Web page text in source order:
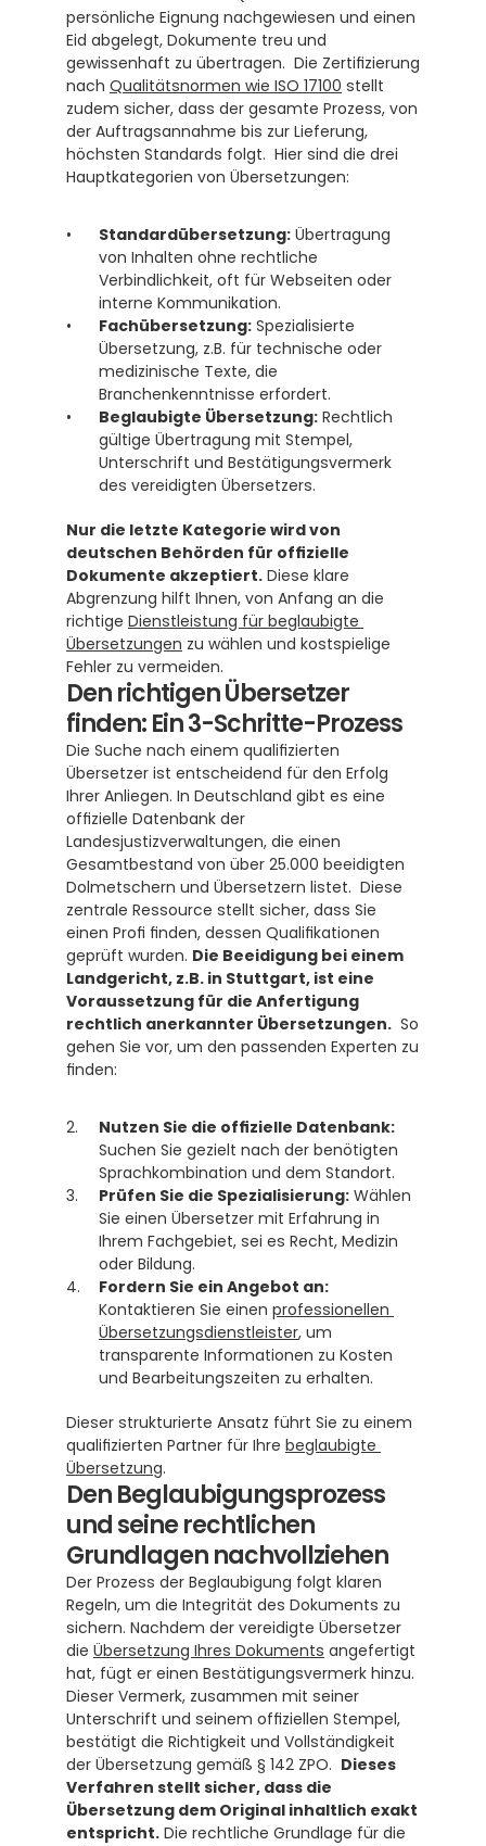
persönliche Eignung nachgewiesen und einen
Eid abgelegt, Dokumente treu und
gewissenhaft zu übertragen.  Die Zertifizierung
nach Qualitätsnormen wie ISO 17100 stellt
zudem sicher, dass der gesamte Prozess, von
der Auftragsannahme bis zur Lieferung,
höchsten Standards folgt.  Hier sind die drei
Hauptkategorien von Übersetzungen:
Standardübersetzung: Übertragung
von Inhalten ohne rechtliche
Verbindlichkeit, oft für Webseiten oder
interne Kommunikation.
Fachübersetzung: Spezialisierte
Übersetzung, z.B. für technische oder
medizinische Texte, die
Branchenkenntnisse erfordert.
Beglaubigte Übersetzung: Rechtlich
gültige Übertragung mit Stempel,
Unterschrift und Bestätigungsvermerk
des vereidigten Übersetzers.
Nur die letzte Kategorie wird von
deutschen Behörden für offizielle
Dokumente akzeptiert. Diese klare
Abgrenzung hilft Ihnen, von Anfang an die
richtige Dienstleistung für beglaubigte
Übersetzungen zu wählen und kostspielige
Fehler zu vermeiden.
Den richtigen Übersetzer
finden: Ein 3-Schritte-Prozess
Die Suche nach einem qualifizierten
Übersetzer ist entscheidend für den Erfolg
Ihrer Anliegen. In Deutschland gibt es eine
offizielle Datenbank der
Landesjustizverwaltungen, die einen
Gesamtbestand von über 25.000 beeidigten
Dolmetschern und Übersetzern listet.  Diese
zentrale Ressource stellt sicher, dass Sie
einen Profi finden, dessen Qualifikationen
geprüft wurden. Die Beeidigung bei einem
Landgericht, z.B. in Stuttgart, ist eine
Voraussetzung für die Anfertigung
rechtlich anerkannter Übersetzungen.
  So
gehen Sie vor, um den passenden Experten zu
finden:
Nutzen Sie die offizielle Datenbank:
Suchen Sie gezielt nach der benötigten
Sprachkombination und dem Standort.
Prüfen Sie die Spezialisierung: Wählen
Sie einen Übersetzer mit Erfahrung in
Ihrem Fachgebiet, sei es Recht, Medizin
oder Bildung.
Fordern Sie ein Angebot an:
Kontaktieren Sie einen professionellen
Übersetzungsdienstleister, um
transparente Informationen zu Kosten
und Bearbeitungszeiten zu erhalten.
Dieser strukturierte Ansatz führt Sie zu einem
qualifizierten Partner für Ihre beglaubigte
Übersetzung.
Den Beglaubigungsprozess
und seine rechtlichen
Grundlagen nachvollziehen
Der Prozess der Beglaubigung folgt klaren
Regeln, um die Integrität des Dokuments zu
sichern. Nachdem der vereidigte Übersetzer
die Übersetzung Ihres Dokuments angefertigt
hat, fügt er einen Bestätigungsvermerk hinzu.
Dieser Vermerk, zusammen mit seiner
Unterschrift und seinem offiziellen Stempel,
bestätigt die Richtigkeit und Vollständigkeit
der Übersetzung gemäß § 142 ZPO. Dieses
Verfahren stellt sicher, dass die
Übersetzung dem Original inhaltlich exakt
entspricht. Die rechtliche Grundlage für die